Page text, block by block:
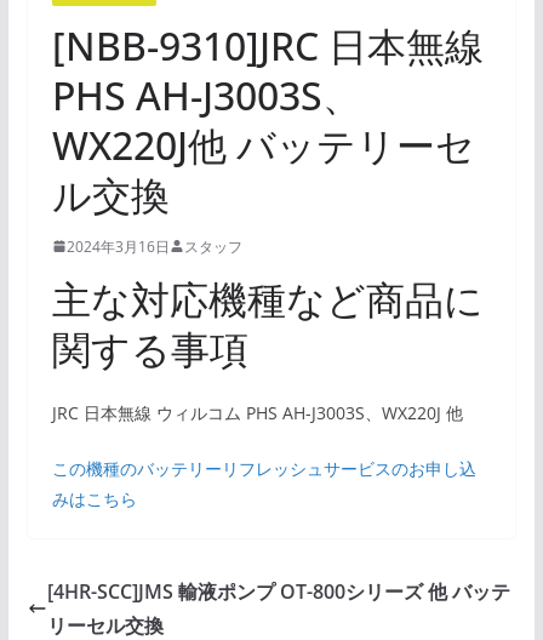
[NBB-9310]JRC 日本無線
PHS AH-J3003S、
WX220J他 バッテリーセ
ル交換
2024年3月16日 スタッフ
主な対応機種など商品に
関する事項
JRC 日本無線 ウィルコム PHS AH-J3003S、WX220J 他
この機種のバッテリーリフレッシュサービスのお申し込
みはこちら
[4HR-SCC]JMS 輸液ポンプ OT-800シリーズ 他 バッテ
リーセル交換